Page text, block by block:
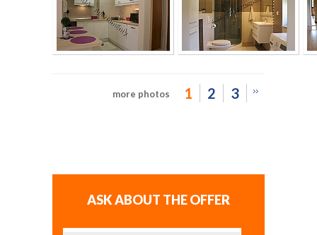
1 2 3
more photos
ASK ABOUT THE OFFER